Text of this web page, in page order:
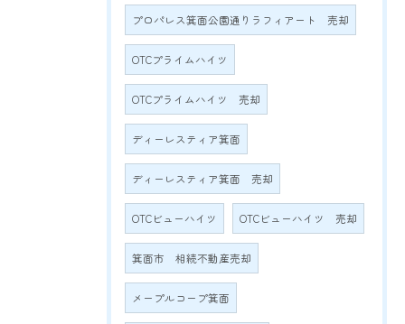
プロパレス箕面公園通りラフィアート 売却
OTCプライムハイツ
OTCプライムハイツ 売却
ディーレスティア箕面
ディーレスティア箕面 売却
OTCビューハイツ OTCビューハイツ 売却
箕面市 相続不動産売却
メープルコープ箕面